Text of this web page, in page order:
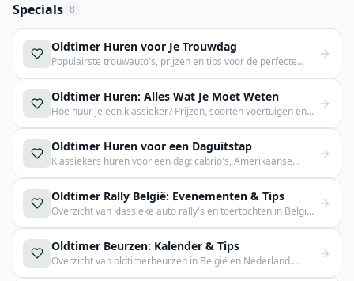
Specials 8
Oldtimer Huren voor Je Trouwdag
Populairste trouwauto's, prijzen en tips voor de perfecte
Oldtimer Huren: Alles Wat Je Moet Weten
Hoe huur je een klassieker? Prijzen, soorten voertuigen en
Oldtimer Huren voor een Daguitstap
Klassiekers huren voor een dag: cabrio's, Amerikaanse
Oldtimer Rally België: Evenementen & Tips
Overzicht van klassieke auto rally's en toertochten in België.
Oldtimer Beurzen: Kalender & Tips
Overzicht van oldtimerbeurzen in België en Nederland.